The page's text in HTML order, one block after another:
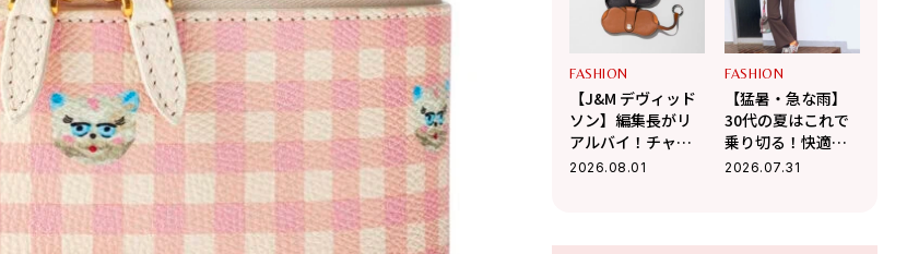
FASHION
【J&M デヴィッド
ソン】編集長がリ
アルバイ！チャー
ムにもなるメガネ
2026.08.01
FASHION
【猛暑・急な雨】
30代の夏はこれで
乗り切る！快適さ
を味方にする「コ
2026.07.31